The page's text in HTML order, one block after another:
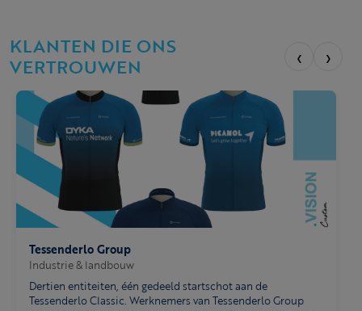
KLANTEN DIE ONS
VERTROUWEN ‹ ›
Tessenderlo Group
Industrie & landbouw
Dertien entiteiten, één gedeeld startschot aan de
Tessenderlo Classic. Werknemers van Tessenderlo Group